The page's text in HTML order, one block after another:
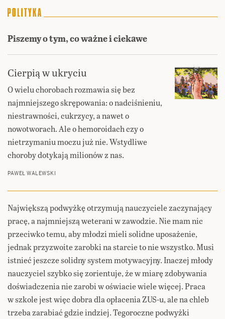
Piszemy o tym, co ważne i ciekawe
Cierpią w ukryciu
O wielu chorobach rozmawia się bez
najmniejszego skrępowania: o nadciśnieniu,
niestrawności, cukrzycy, a nawet o
nowotworach. Ale o hemoroidach czy o
nietrzymaniu moczu już nie. Wstydliwe
choroby dotykają milionów z nas.
PAWEŁ WALEWSKI
Największą podwyżkę otrzymują nauczyciele zaczynający
pracę, a najmniejszą weterani w zawodzie. Nie mam nic
przeciwko temu, aby młodzi mieli solidne uposażenie,
jednak przyzwoite zarobki na starcie to nie wszystko. Musi
istnieć jeszcze solidny system motywacyjny. Inaczej młody
nauczyciel szybko się zorientuje, że w miarę zdobywania
doświadczenia nie zarobi w oświacie wiele więcej. Praca
w szkole jest więc dobra dla opłacenia ZUS-u, ale na chleb
trzeba zarabiać gdzie indziej. Tegoroczne podwyżki